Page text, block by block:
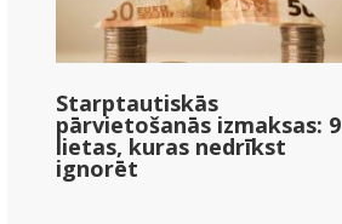
Starptautiskās
pārvietošanās izmaksas: 9
lietas, kuras nedrīkst
ignorēt